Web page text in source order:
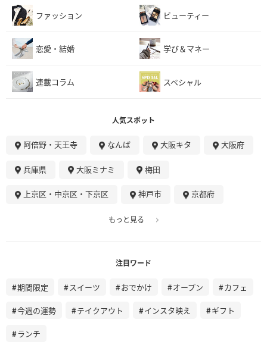
ファッション ビューティー
恋愛・結婚 学び＆マネー
連載コラム スペシャル
人気スポット
阿倍野・天王寺 なんば 大阪キタ 大阪府
兵庫県 大阪ミナミ 梅田
上京区・中京区・下京区 神戸市 京都府
もっと見る
注目ワード
期間限定 スイーツ おでかけ オープン カフェ
今週の運勢 テイクアウト インスタ映え ギフト
ランチ